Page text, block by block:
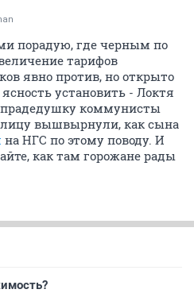
порадую, где черным по
тарифов
явно против, но открыто
установить - Локтя
прадедушку коммунисты
вышвырнули, как сына
на НГС по этому поводу. И
как там горожане рады